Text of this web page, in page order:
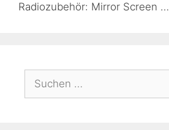
Radiozubehör: Mirror Screen …